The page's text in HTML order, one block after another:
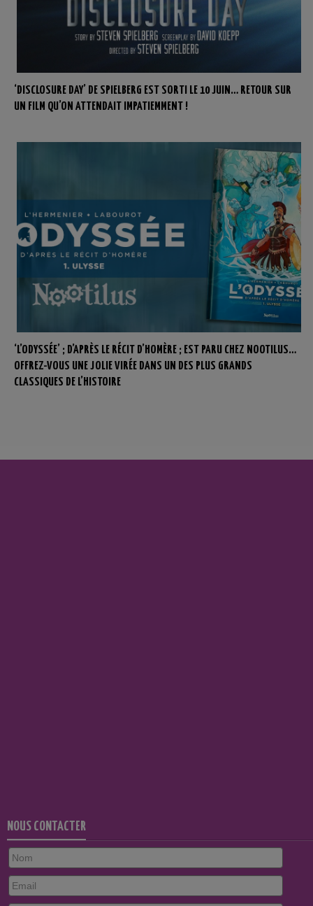
‘DISCLOSURE DAY’ DE SPIELBERG EST SORTI LE 10 JUIN… RETOUR SUR
UN FILM QU’ON ATTENDAIT IMPATIEMMENT !
‘L’ODYSSÉE’ ; D’APRÈS LE RÉCIT D’HOMÈRE ; EST PARU CHEZ NOOTILUS…
OFFREZ-VOUS UNE JOLIE VIRÉE DANS UN DES PLUS GRANDS
CLASSIQUES DE L’HISTOIRE
NOUS CONTACTER